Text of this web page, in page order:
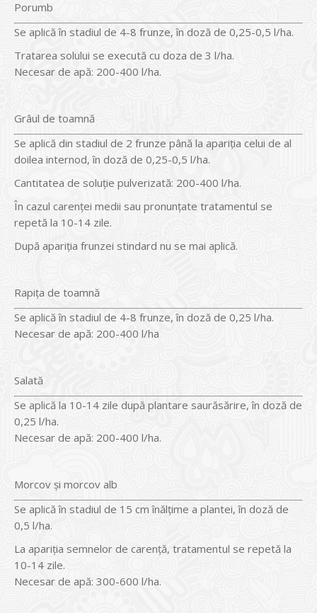
Porumb
Se aplică în stadiul de 4-8 frunze, în doză de 0,25-0,5 l/ha.
Tratarea solului se execută cu doza de 3 l/ha.
Necesar de apă: 200-400 l/ha.
Grâul de toamnă
Se aplică din stadiul de 2 frunze până la apariţia celui de al
doilea internod, în doză de 0,25-0,5 l/ha.
Cantitatea de soluţie pulverizată: 200-400 l/ha.
În cazul carenţei medii sau pronunţate tratamentul se
repetă la 10-14 zile.
După apariţia frunzei stindard nu se mai aplică.
Rapiţa de toamnă
Se aplică în stadiul de 4-8 frunze, în doză de 0,25 l/ha.
Necesar de apă: 200-400 l/ha
Salată
Se aplică la 10-14 zile după plantare saurăsărire, în doză de
0,25 l/ha.
Necesar de apă: 200-400 l/ha.
Morcov şi morcov alb
Se aplică în stadiul de 15 cm înălţime a plantei, în doză de
0,5 l/ha.
La apariţia semnelor de carenţă, tratamentul se repetă la
10-14 zile.
Necesar de apă: 300-600 l/ha.